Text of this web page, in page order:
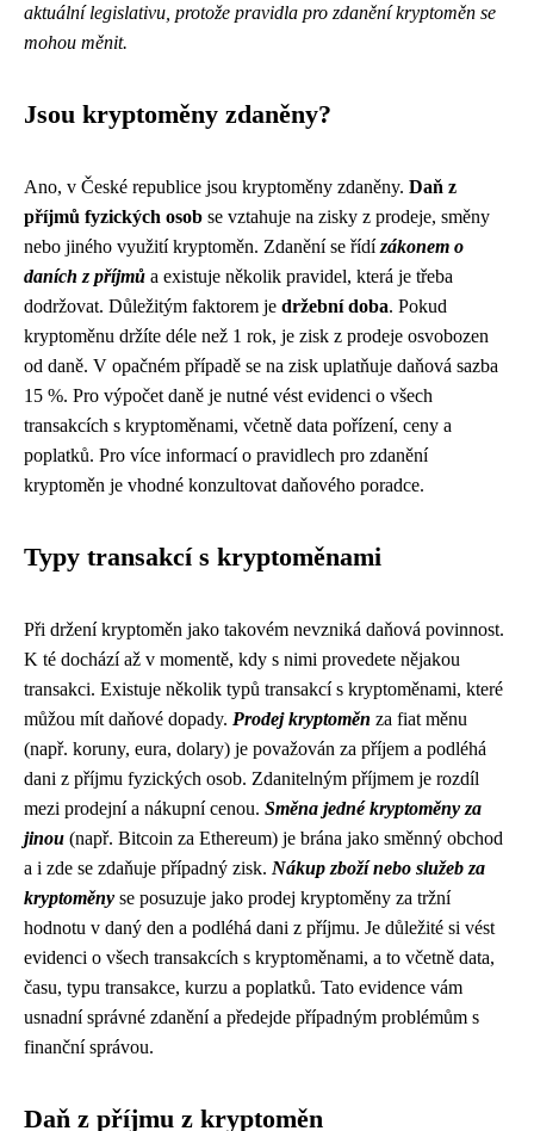
aktuální legislativu, protože pravidla pro zdanění kryptoměn se
mohou měnit.
Jsou kryptoměny zdaněny?
Ano, v České republice jsou kryptoměny zdaněny. Daň z
příjmů fyzických osob se vztahuje na zisky z prodeje, směny
nebo jiného využití kryptoměn. Zdanění se řídízákonem o
daních z příjmů a existuje několik pravidel, která je třeba
dodržovat. Důležitým faktorem je držební doba. Pokud
kryptoměnu držíte déle než 1 rok, je zisk z prodeje osvobozen
od daně. V opačném případě se na zisk uplatňuje daňová sazba
15 %. Pro výpočet daně je nutné vést evidenci o všech
transakcích s kryptoměnami, včetně data pořízení, ceny a
poplatků. Pro více informací o pravidlech pro zdanění
kryptoměn je vhodné konzultovat daňového poradce.
Typy transakcí s kryptoměnami
Při držení kryptoměn jako takovém nevzniká daňová povinnost.
K té dochází až v momentě, kdy s nimi provedete nějakou
transakci. Existuje několik typů transakcí s kryptoměnami, které
můžou mít daňové dopady. Prodej kryptoměn za fiat měnu
(např. koruny, eura, dolary) je považován za příjem a podléhá
dani z příjmu fyzických osob. Zdanitelným příjmem je rozdíl
mezi prodejní a nákupní cenou. Směna jedné kryptoměny za
jinou (např. Bitcoin za Ethereum) je brána jako směnný obchod
a i zde se zdaňuje případný zisk. Nákup zboží nebo služeb za
kryptoměny se posuzuje jako prodej kryptoměny za tržní
hodnotu v daný den a podléhá dani z příjmu. Je důležité si vést
evidenci o všech transakcích s kryptoměnami, a to včetně data,
času, typu transakce, kurzu a poplatků. Tato evidence vám
usnadní správné zdanění a předejde případným problémům s
finanční správou.
Daň z příjmu z kryptoměn